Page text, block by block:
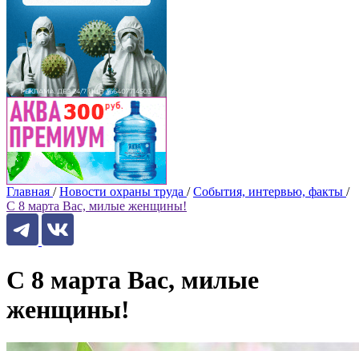
Главная / Новости охраны труда / События, интервью, факты /
С 8 марта Вас, милые женщины!
С 8 марта Вас, милые
женщины!